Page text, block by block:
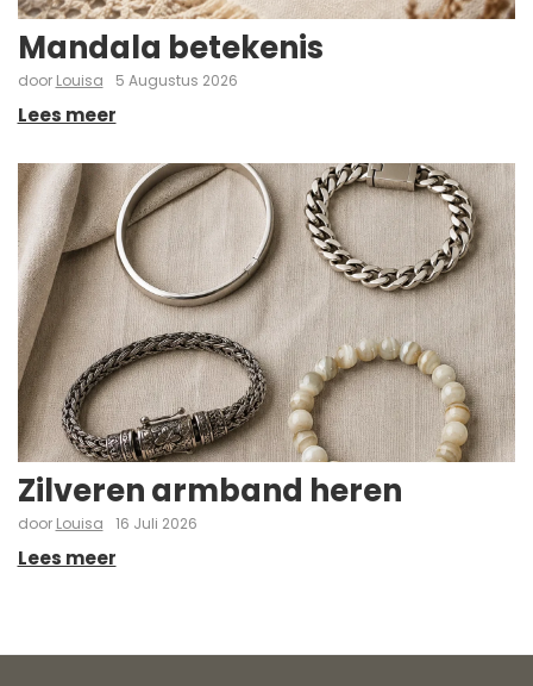
Mandala betekenis
door Louisa 5 Augustus 2026
Lees meer
Zilveren armband heren
door Louisa 16 Juli 2026
Lees meer